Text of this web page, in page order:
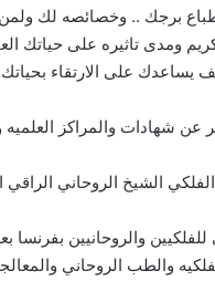
برجك .. وخصائصه لك ولمن
ومدى تاثيره على حياتك
يساعدك على الارتقاء بحياتك
عن شهادات والمراكز العلميه
الشيخ الروحاني
والروحانيين بفرنسا
والطب الروحاني